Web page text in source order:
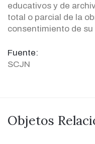
educativos y de
total o parcial de la
consentimiento de su
Fuente:
SCJN
Objetos